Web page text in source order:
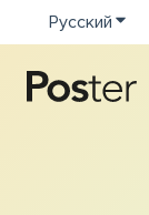
Русский